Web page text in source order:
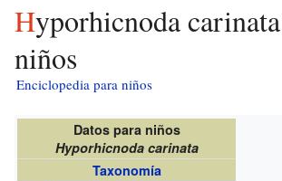
Hyporhicnoda carinata para
niños
Enciclopedia para niños
Datos para niños
Hyporhicnoda carinata
Taxonomía